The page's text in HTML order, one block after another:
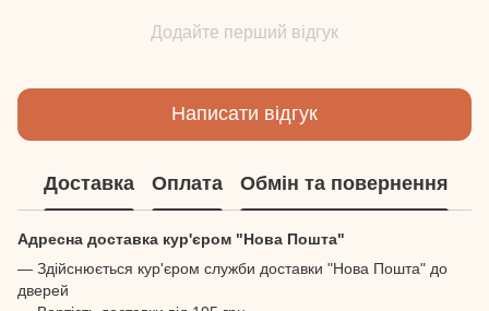
Додайте перший відгук
Написати відгук
Доставка Оплата Обмін та повернення
Адресна доставка кур'єром "Нова Пошта"
— Здійснюється кур'єром служби доставки "Нова Пошта" до
дверей